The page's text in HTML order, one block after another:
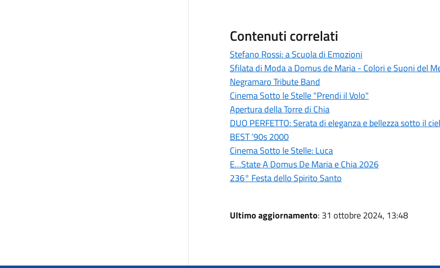
Contenuti correlati
Stefano Rossi: a Scuola di Emozioni
Sfilata di Moda a Domus de Maria - Colori e Suoni del
Negramaro Tribute Band
Cinema Sotto le Stelle "Prendi il Volo"
Apertura della Torre di Chia
DUO PERFETTO: Serata di eleganza e bellezza sotto il
BEST ’90s 2000
Cinema Sotto le Stelle: Luca
E…State A Domus De Maria e Chia 2026
236° Festa dello Spirito Santo
Ultimo aggiornamento: 31 ottobre 2024, 13:48